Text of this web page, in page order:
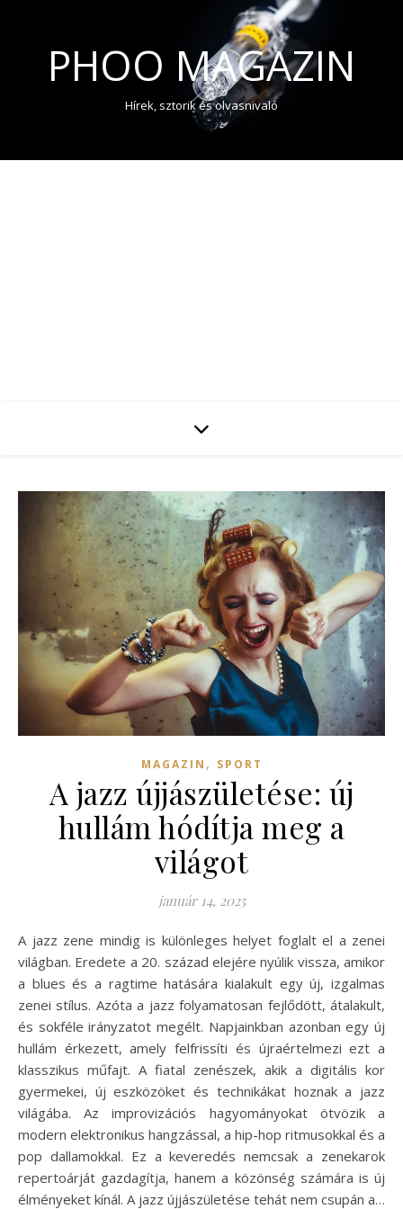
PHOO MAGAZIN
Hírek, sztorik és olvasnivaló
MAGAZIN , SPORT
A jazz újjászületése: új
hullám hódítja meg a
világot
január 14, 2025
A jazz zene mindig is különleges helyet foglalt el a zenei
világban. Eredete a 20. század elejére nyúlik vissza, amikor
a blues és a ragtime hatására kialakult egy új, izgalmas
zenei stílus. Azóta a jazz folyamatosan fejlődött, átalakult,
és sokféle irányzatot megélt. Napjainkban azonban egy új
hullám érkezett, amely felfrissíti és újraértelmezi ezt a
klasszikus műfajt. A fiatal zenészek, akik a digitális kor
gyermekei, új eszközöket és technikákat hoznak a jazz
világába. Az improvizációs hagyományokat ötvözik a
modern elektronikus hangzással, a hip-hop ritmusokkal és a
pop dallamokkal. Ez a keveredés nemcsak a zenekarok
repertoárját gazdagítja, hanem a közönség számára is új
élményeket kínál. A jazz újjászületése tehát nem csupán a…